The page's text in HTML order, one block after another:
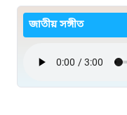
জাতীয় সঙ্গীত